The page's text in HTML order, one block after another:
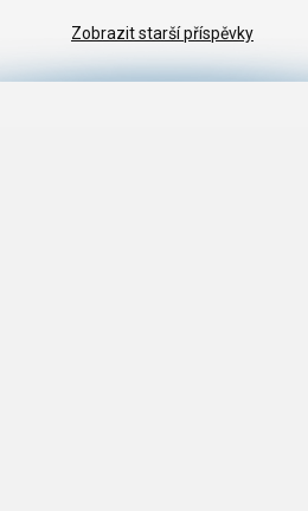
Zobrazit starší příspěvky